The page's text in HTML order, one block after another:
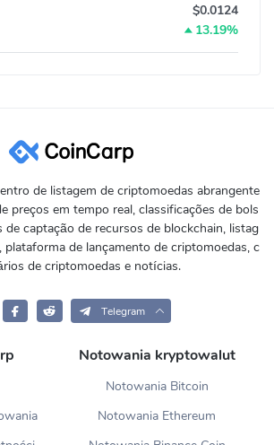
$0.0124
13.19%
de listagem de criptomoedas abrangente
preços em tempo real, classificações de bols
de captação de recursos de blockchain, listag
plataforma de lançamento de criptomoedas, c
de criptomoedas e notícias.
Telegram
Notowania kryptowalut
Notowania Bitcoin
Notowania Ethereum